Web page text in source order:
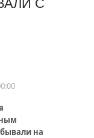
С
на